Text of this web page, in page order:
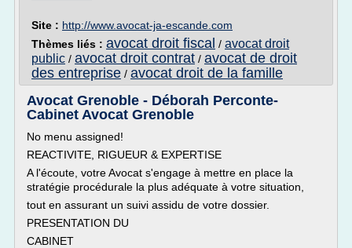
Site : http://www.avocat-ja-escande.com
Thèmes liés : avocat droit fiscal / avocat droit
public / avocat droit contrat / avocat de droit
des entreprise / avocat droit de la famille
Avocat Grenoble - Déborah Perconte-
Cabinet Avocat Grenoble
No menu assigned!
REACTIVITE, RIGUEUR & EXPERTISE
A l'écoute, votre Avocat s'engage à mettre en place la
stratégie procédurale la plus adéquate à votre situation,
tout en assurant un suivi assidu de votre dossier.
PRESENTATION DU
CABINET